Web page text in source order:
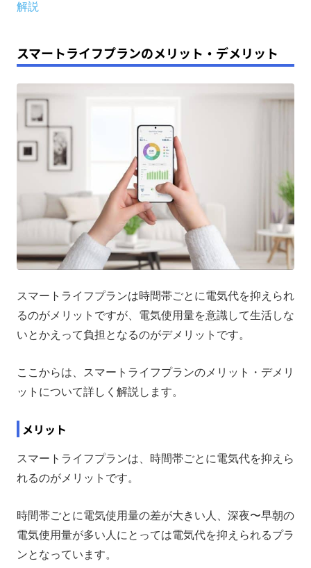
解説
スマートライフプランのメリット・デメリット
スマートライフプランは時間帯ごとに電気代を抑えられ
るのがメリットですが、電気使用量を意識して生活しな
いとかえって負担となるのがデメリットです。
ここからは、スマートライフプランのメリット・デメリ
ットについて詳しく解説します。
メリット
スマートライフプランは、時間帯ごとに電気代を抑えら
れるのがメリットです。
時間帯ごとに電気使用量の差が大きい人、深夜〜早朝の
電気使用量が多い人にとっては電気代を抑えられるプラ
ンとなっています。